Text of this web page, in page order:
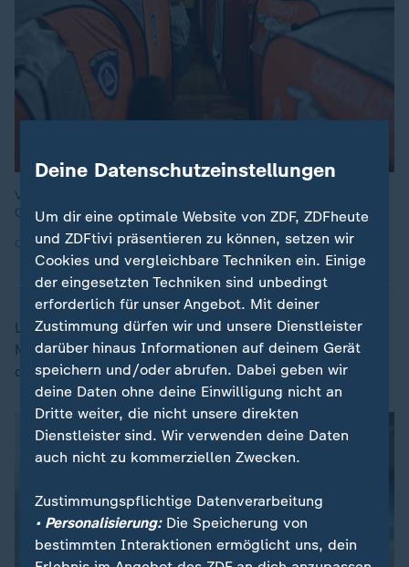
Viele Menschen auf den Philippinen kamen wie hier in Quezon
City in Zelten als Notunterkunft unter.
Quelle: AP
Laut Regierungsangaben könnten insgesamt 8,4
Millionen Menschen von "Fung-Wong" betroffen sein,
darunter 5,7 Millionen in Küstengemeinden.
Deine Datenschutzeinstellungen
Um dir eine optimale Website von ZDF, ZDFheute
und ZDFtivi präsentieren zu können, setzen wir
Cookies und vergleichbare Techniken ein. Einige
der eingesetzten Techniken sind unbedingt
erforderlich für unser Angebot. Mit deiner
Zustimmung dürfen wir und unsere Dienstleister
darüber hinaus Informationen auf deinem Gerät
speichern und/oder abrufen. Dabei geben wir
deine Daten ohne deine Einwilligung nicht an
Dritte weiter, die nicht unsere direkten
Dienstleister sind. Wir verwenden deine Daten
auch nicht zu kommerziellen Zwecken.
Zustimmungspflichtige Datenverarbeitung
• Personalisierung:Die Speicherung von
bestimmten Interaktionen ermöglicht uns, dein